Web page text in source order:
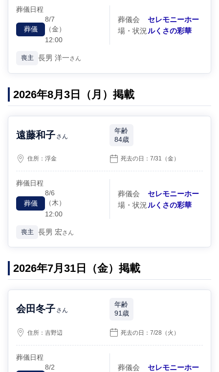
葬儀日程
葬儀
8/7
（金）
12:00
葬儀会
場・状況
セレモニーホー
ルくさの彩華
喪主 長男 洋一さん
2026年8月3日（月）掲載
遠藤和子 さん
年齢
84歳
住所：浮金 死去の日：7/31 （金）
葬儀日程
葬儀
8/6
（木）
12:00
葬儀会
場・状況
セレモニーホー
ルくさの彩華
喪主 長男 宏さん
2026年7月31日（金）掲載
会田冬子 さん
年齢
91歳
住所：吉野辺 死去の日：7/28 （火）
葬儀日程
8/2
葬儀会
セレモニーホー